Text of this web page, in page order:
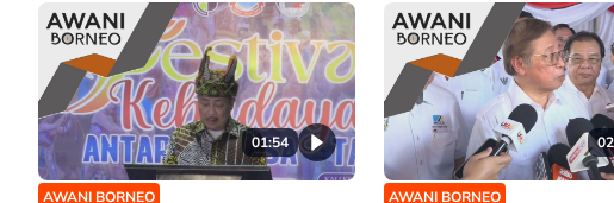
01:54
AWANI BORNEO AWANI BORNEO